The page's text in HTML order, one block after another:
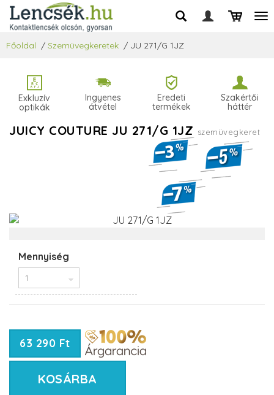
Főoldal / Szemüvegkeretek / JU 271/G 1JZ
Exkluzív
optikák
Ingyenes
átvétel
Eredeti
termékek
Szakértői
háttér
JUICY COUTURE JU 271/G 1JZ szemüvegkeret
Mennyiség
63 290 Ft
KOSÁRBA